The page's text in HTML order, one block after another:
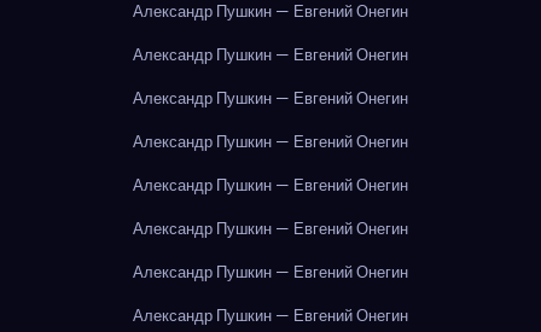
Александр Пушкин — Евгений Онегин
Александр Пушкин — Евгений Онегин
Александр Пушкин — Евгений Онегин
Александр Пушкин — Евгений Онегин
Александр Пушкин — Евгений Онегин
Александр Пушкин — Евгений Онегин
Александр Пушкин — Евгений Онегин
Александр Пушкин — Евгений Онегин